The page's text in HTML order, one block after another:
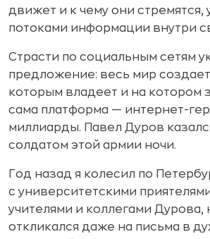
движет и к чему они стремятся,
потоками информации внутри
Страсти по социальным сетям
предложение: весь мир
которым владеет и на котором
сама платформа — интернет-
миллиарды. Павел Дуров
солдатом этой армии ночи.
Год назад я колесил по
с университетскими
учителями и коллегами Дурова,
откликался даже на письма в